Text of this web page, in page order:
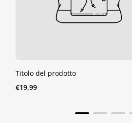
Titolo del prodotto
Prezzo
€19,99